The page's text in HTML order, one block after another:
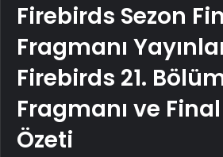
Firebirds Sezon
Fragmanı
Firebirds 21.
Fragmanı ve
Özeti